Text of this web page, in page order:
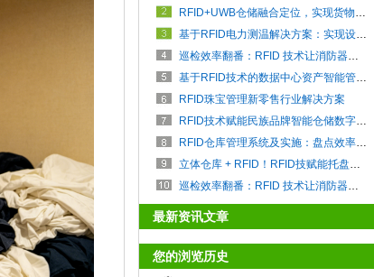
RFID+UWB仓储融合定位，实现货物快速定位查找
基于RFID电力测温解决方案：实现设备全天候在线监控
巡检效率翻番：RFID 技术让消防器材管理实现 “秒级响应”
基于RFID技术的数据中心资产智能管理系统
RFID珠宝管理新零售行业解决方案
RFID技术赋能民族品牌智能仓储数字化升级
RFID仓库管理系统及实施：盘点效率提升 85%+，拣货错误率直降 0.5% 以下
立体仓库 + RFID！RFID技赋能托盘运输全链路智能管理
巡检效率翻番：RFID 技术让消防器材管理实现 “秒级响应”
最新资讯文章
您的浏览历史